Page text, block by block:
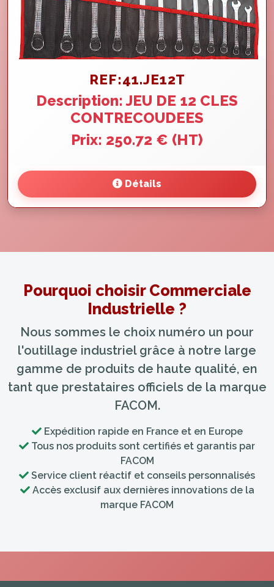
REF:41.JE12T
Description: JEU DE 12 CLES
CONTRECOUDEES
Prix: 250.72 € (HT)
Détails
Pourquoi choisir Commerciale
Industrielle ?
Nous sommes le choix numéro un pour
l'outillage industriel grâce à notre large
gamme de produits de haute qualité, en
tant que prestataires officiels de la marque
FACOM.
Expédition rapide en France et en Europe
Tous nos produits sont certifiés et garantis par
FACOM
Service client réactif et conseils personnalisés
Accès exclusif aux dernières innovations de la
marque FACOM